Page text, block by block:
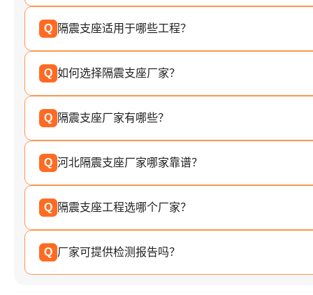
Q 隔震支座适用于哪些工程？
Q 如何选择隔震支座厂家？
Q 隔震支座厂家有哪些？
Q 河北隔震支座厂家哪家靠谱？
Q 隔震支座工程选哪个厂家？
Q 厂家可提供检测报告吗？